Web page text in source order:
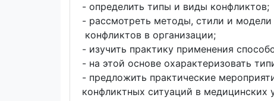
- определить типы и виды конфликтов;
- рассмотреть методы, стили и модели
конфликтов в организации;
- изучить практику применения
- на этой основе охарактеризовать
- предложить практические
конфликтных ситуаций в медицинских